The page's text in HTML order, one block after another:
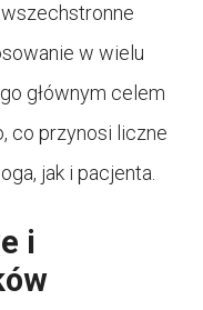
w wielu
głównym celem
co przynosi liczne
jak i pacjenta.
i